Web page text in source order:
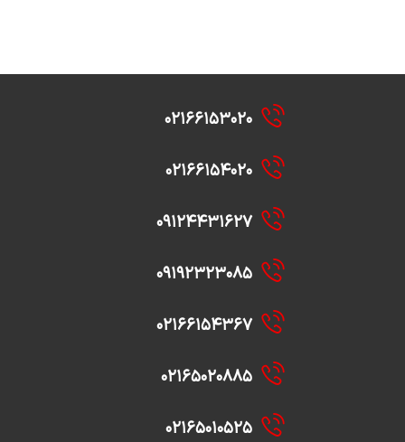
۰۲۱۶۶۱۵۳۰۲۰
۰۲۱۶۶۱۵۴۰۲۰
۰۹۱۲۴۴۳۱۶۲۷
۰۹۱۹۲۳۲۳۰۸۵
۰۲۱۶۶۱۵۴۳۶۷
۰۲۱۶۵۰۲۰۸۸۵
۰۲۱۶۵۰۱۰۵۲۵